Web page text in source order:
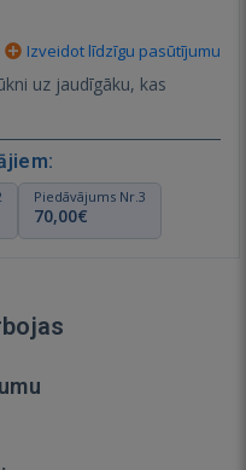
Izveidot līdzīgu pasūtījumu
uz jaudīgāku, kas
Piedāvājums Nr.3
70,00€